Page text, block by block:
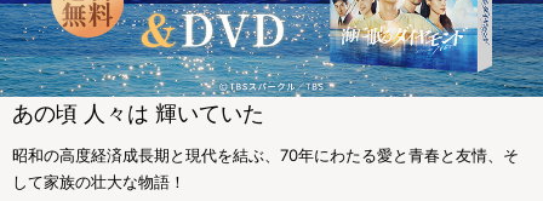
あの頃 人々は 輝いていた
昭和の高度経済成長期と現代を結ぶ、70年にわたる愛と青春と友情、そ
して家族の壮大な物語！